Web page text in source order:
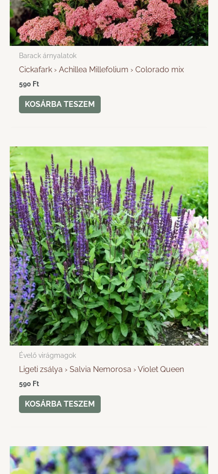
Barack árnyalatok
Cickafark › Achillea Millefolium › Colorado mix
590 Ft
KOSÁRBA TESZEM
Évelő virágmagok
Ligeti zsálya › Salvia Nemorosa › Violet Queen
590 Ft
KOSÁRBA TESZEM